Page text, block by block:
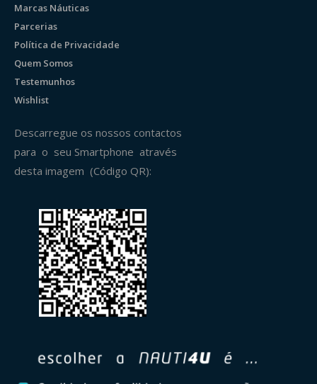
Marcas Náuticas
Parcerias
Política de Privacidade
Quem Somos
Testemunhos
Wishlist
Descarregue os nossos contactos
para o seu Smartphone através
desta imagem (Código QR):